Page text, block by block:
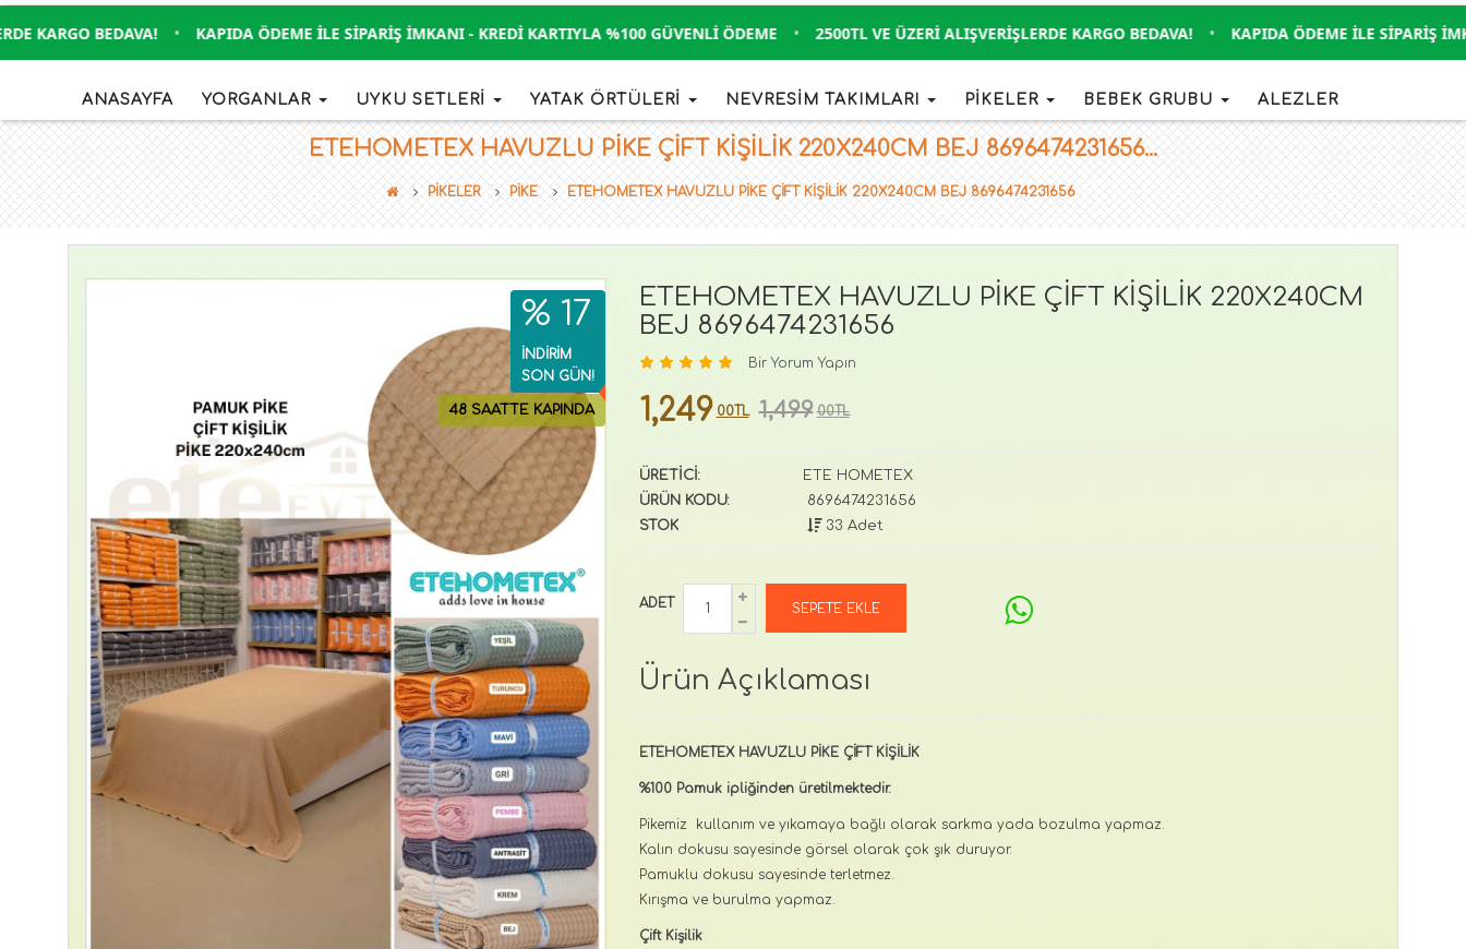
BEDAVA! • KAPIDA ÖDEME İLE SIPARIŞ İMKANI - KREDI KARTIYLA %100 GÜVENLI ÖDEME • 2500TL VE ÜZERI ALIŞVERIŞLERDE KARGO BEDAVA! • KAPIDA ÖDEME İLE SIPARIŞ
ANASAYFA YORGANLAR UYKU SETLERİ YATAK ÖRTÜLERİ NEVRESİM TAKIMLARI PİKELER BEBEK GRUBU ALEZLER
ETEHOMETEX HAVUZLU PİKE ÇİFT KİŞİLİK 220X240CM BEJ 8696474231656...
PİKELER PİKE ETEHOMETEX HAVUZLU PİKE ÇİFT KİŞİLİK 220X240CM BEJ 8696474231656
48 SAATTE KAPINDA
% 17
İNDİRİM
SON GÜN!
ETEHOMETEX HAVUZLU PİKE ÇİFT KİŞİLİK 220X240CM
BEJ 8696474231656
Bir Yorum Yapın
1,249 00TL 1,499 00TL
ÜRETİCİ:
ETE HOMETEX
ÜRÜN KODU:
8696474231656
STOK
33 Adet
ADET
Ürün Açıklaması
ETEHOMETEX HAVUZLU PİKE ÇİFT KİŞİLİK
%100 Pamuk ipliğinden üretilmektedir.
Pikemiz kullanım ve yıkamaya bağlı olarak sarkma yada bozulma yapmaz.
Kalın dokusu sayesinde görsel olarak çok şık duruyor.
Pamuklu dokusu sayesinde terletmez.
Kırışma ve burulma yapmaz.
Çift Kişilik